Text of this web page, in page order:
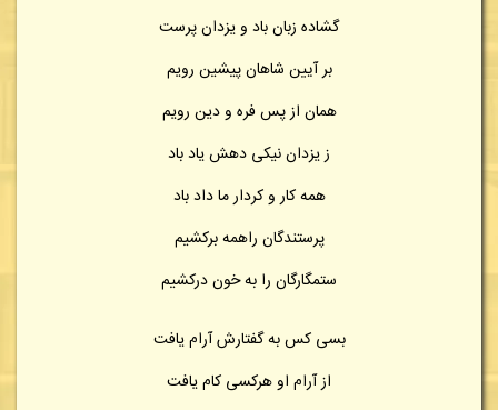
گشاده زبان باد و یزدان پرست
بر آیین شاهان پیشین رویم
همان از پس فره و دین رویم
ز یزدان نیکی دهش یاد باد
همه کار و کردار ما داد باد
پرستندگان راهمه برکشیم
ستمگارگان را به خون درکشیم
بسی کس به گفتارش آرام یافت
از آرام او هرکسی کام یافت